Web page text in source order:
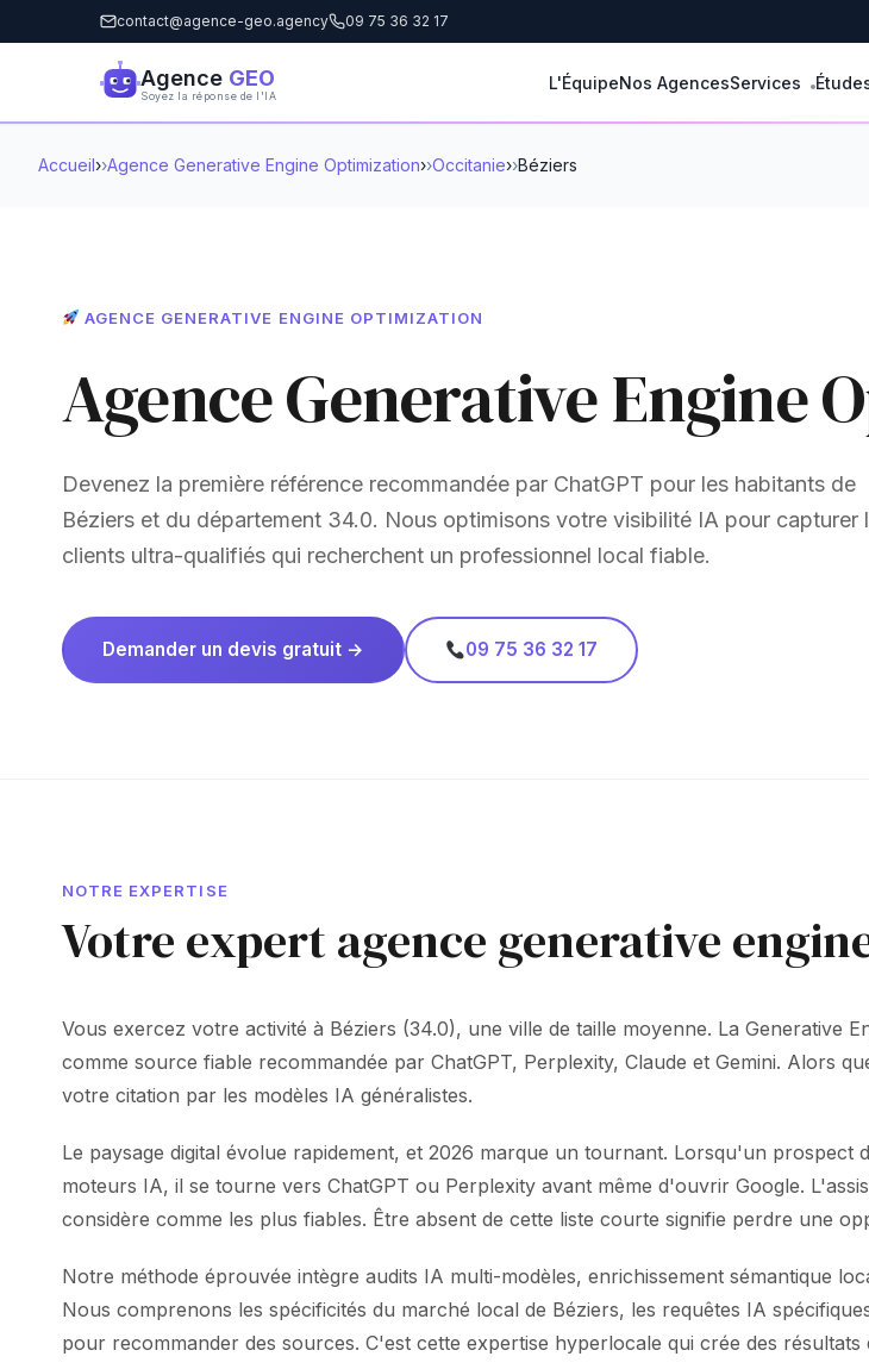
contact@agence-geo.agency 09 75 36 32 17
Agence GEO
Soyez la réponse de l'IA
L'ÉquipeNos AgencesServices
Accueil› Agence Generative Engine Optimization› Occitanie› Béziers
AGENCE GENERATIVE ENGINE OPTIMIZATION
Agence Generative Engine
Devenez la première référence recommandée par ChatGPT pour les habitants de
Béziers et du département 34.0. Nous optimisons votre visibilité IA pour capturer
clients ultra-qualifiés qui recherchent un professionnel local fiable.
Demander un devis gratuit → 09 75 36 32 17
NOTRE EXPERTISE
Votre expert agence generative
Vous exercez votre activité à Béziers (34.0), une ville de taille moyenne. La Generative
comme source fiable recommandée par ChatGPT, Perplexity, Claude et Gemini. Alors
votre citation par les modèles IA généralistes.
Le paysage digital évolue rapidement, et 2026 marque un tournant. Lorsqu'un prospect
moteurs IA, il se tourne vers ChatGPT ou Perplexity avant même d'ouvrir Google.
considère comme les plus fiables. Être absent de cette liste courte signifie perdre une
Notre méthode éprouvée intègre audits IA multi-modèles, enrichissement sémantique
Nous comprenons les spécificités du marché local de Béziers, les requêtes IA
pour recommander des sources. C'est cette expertise hyperlocale qui crée des résultats